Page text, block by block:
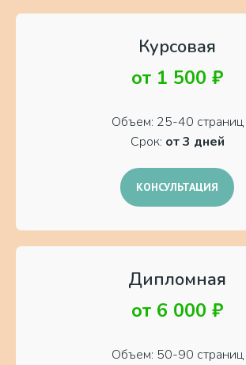
Курсовая
от 1 500 ₽
Объем: 25-40 страниц
Срок: от 3 дней
КОНСУЛЬТАЦИЯ
Дипломная
от 6 000 ₽
Объем: 50-90 страниц